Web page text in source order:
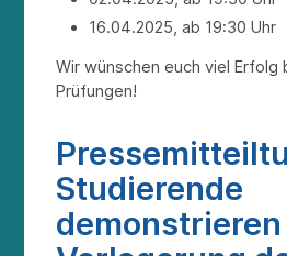
16.04.2025, ab 19:30 Uhr
Wir wünschen euch viel Erfolg
Prüfungen!
Studierende
demonstrieren